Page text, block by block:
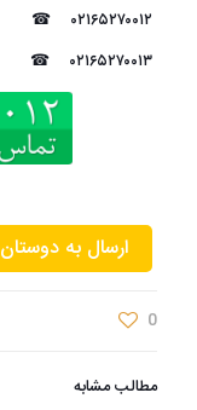
۰۲۱۶۵۲۷۰۰۱۲ ☎
۰۲۱۶۵۲۷۰۰۱۳ ☎
<< ارسال به دوستان
0
مطالب مشابه